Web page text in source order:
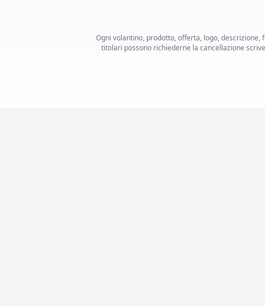
Ogni volantino, prodotto, offerta, logo,
titolari possono richiederne la cancellazione